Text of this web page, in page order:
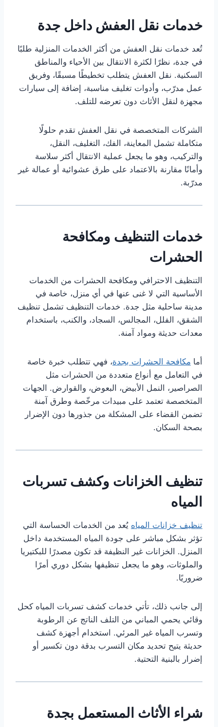
خدمات نقل العفش داخل جدة
تُعد خدمات نقل العفش من أكثر الخدمات المنزلية طلبًا
في جدة، نظرًا لكثرة الانتقال بين الأحياء والمناطق
السكنية. نقل العفش يتطلب تخطيطًا مسبقًا، وفريق
عمل مدرّب، وأدوات تغليف مناسبة، إضافة إلى سيارات
مجهزة لنقل الأثاث دون تعرضه للتلف.
الشركات المتخصصة في نقل العفش تقدم حلولًا
متكاملة تشمل المعاينة، الفك، التغليف، النقل،
والتركيب، وهو ما يجعل عملية الانتقال أكثر سلاسة
وأمانًا مقارنة بالاعتماد على طرق عشوائية أو عمالة غير
مدرّبة.
خدمات التنظيف ومكافحة
الحشرات
التنظيف الاحترافي ومكافحة الحشرات من الخدمات
الأساسية التي لا غنى عنها في أي منزل، خاصة في
مدينة ساحلية مثل جدة. خدمات التنظيف تشمل تنظيف
الشقق، الفلل، المجالس، السجاد، والكنب، باستخدام
معدات حديثة ومواد آمنة.
أما مكافحة الحشرات بجدة، فهي تتطلب خبرة خاصة
في التعامل مع أنواع متعددة من الحشرات مثل
الصراصير، النمل الأبيض، البعوض، والقوارض. الجهات
المتخصصة تعتمد على مبيدات مرخّصة وطرق آمنة
تضمن القضاء على المشكلة من جذورها دون الإضرار
بصحة السكان.
تنظيف الخزانات وكشف تسربات
المياه
تنظيف خزانات المياه يُعد من الخدمات الحساسة التي
تؤثر بشكل مباشر على جودة المياه المستخدمة داخل
المنزل. الخزانات غير النظيفة قد تكون مصدرًا للبكتيريا
والملوثات، وهو ما يجعل تنظيفها بشكل دوري أمرًا
ضروريًا.
إلى جانب ذلك، تأتي خدمات كشف تسربات المياه كحل
وقائي يحمي المباني من التلف الناتج عن الرطوبة
وتسرب المياه غير المرئي. استخدام أجهزة كشف
حديثة يتيح تحديد مكان التسرب بدقة دون تكسير أو
إضرار بالبنية التحتية.
شراء الأثاث المستعمل بجدة